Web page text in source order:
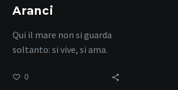
Aranci
Qui il mare non si guarda
soltanto: si vive, si ama.
0